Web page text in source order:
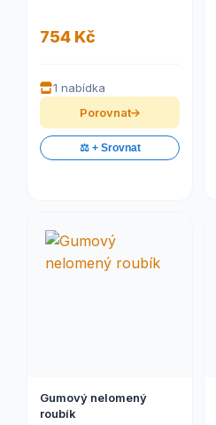
754 Kč
1 nabídka
Porovnat
⚖️ + Srovnat
Gumový nelomený
roubík